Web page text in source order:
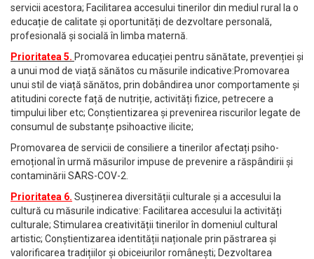
servicii acestora; Facilitarea accesului tinerilor din mediul rural la o
educație de calitate și oportunități de dezvoltare personală,
profesională și socială în limba maternă.
Prioritatea 5. Promovarea educației pentru sănătate, prevenției și
a unui mod de viață sănătos cu măsurile indicative:Promovarea
unui stil de viață sănătos, prin dobândirea unor comportamente și
atitudini corecte față de nutriție, activități fizice, petrecere a
timpului liber etc; Conștientizarea și prevenirea riscurilor legate de
consumul de substanțe psihoactive ilicite;
Promovarea de servicii de consiliere a tinerilor afectați psiho-
emoțional în urmă măsurilor impuse de prevenire a răspândirii și
contaminării SARS-COV-2.
Prioritatea 6. Susținerea diversității culturale și a accesului la
cultură cu măsurile indicative: Facilitarea accesului la activități
culturale; Stimularea creativității tinerilor în domeniul cultural
artistic; Conștientizarea identității naționale prin păstrarea și
valorificarea tradițiilor și obiceiurilor românești; Dezvoltarea